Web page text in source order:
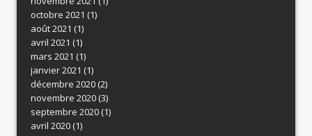
octobre 2021 (1)
août 2021 (1)
avril 2021 (1)
mars 2021 (1)
janvier 2021 (1)
décembre 2020(2)
novembre 2020(3)
septembre 2020(1)
avril 2020(1)